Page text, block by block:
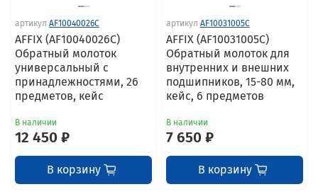
артикул AF10040026C
AFFIX (AF10040026C)
Обратный молоток
универсальный с
принадлежностями, 26
предметов, кейс
В наличии
12 450 ₽
В корзину
артикул AF10031005C
AFFIX (AF10031005C)
Обратный молоток для
внутренних и внешних
подшипников, 15-80 мм,
кейс, 6 предметов
В наличии
7 650 ₽
В корзину